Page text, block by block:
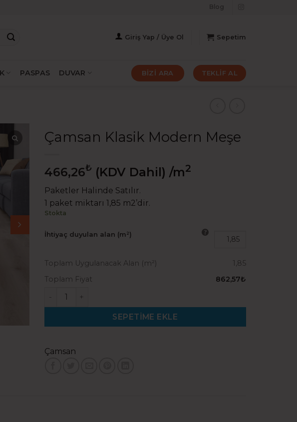
Giriş Yap / Üye Ol Sepetim
PASPAS DUVAR BİZİ ARA TEKLİF AL
Çamsan Klasik Modern Meşe
466,26₺ (KDV Dahil) /m2
Paketler Halinde Satılır.
1 paket miktarı 1,85 m2’dir.
Stokta
İhtiyaç duyulan alan (m²)
Toplam Uygulanacak Alan (m²)
1,85
Toplam Fiyat
862,57₺
Çamsan Klasik Modern Meşe adet
SEPETIME EKLE
Çamsan